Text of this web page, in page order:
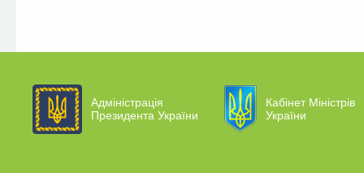
Адміністрація
Президента України
Кабінет Міністрів
України